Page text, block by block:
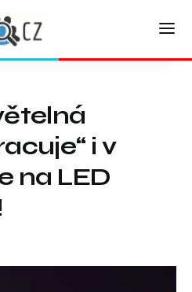
i v
na LED